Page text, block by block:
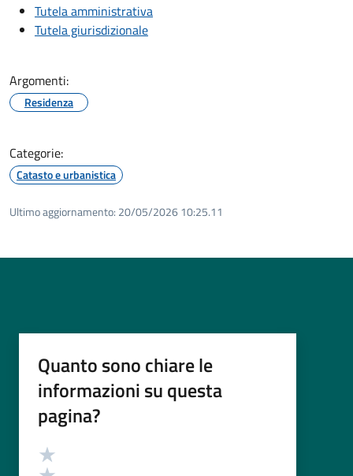
Tutela amministrativa
Tutela giurisdizionale
Argomenti:
Residenza
Categorie:
Catasto e urbanistica
Ultimo aggiornamento: 20/05/2026 10:25.11
Quanto sono chiare le
informazioni su questa
pagina?
Valutazione